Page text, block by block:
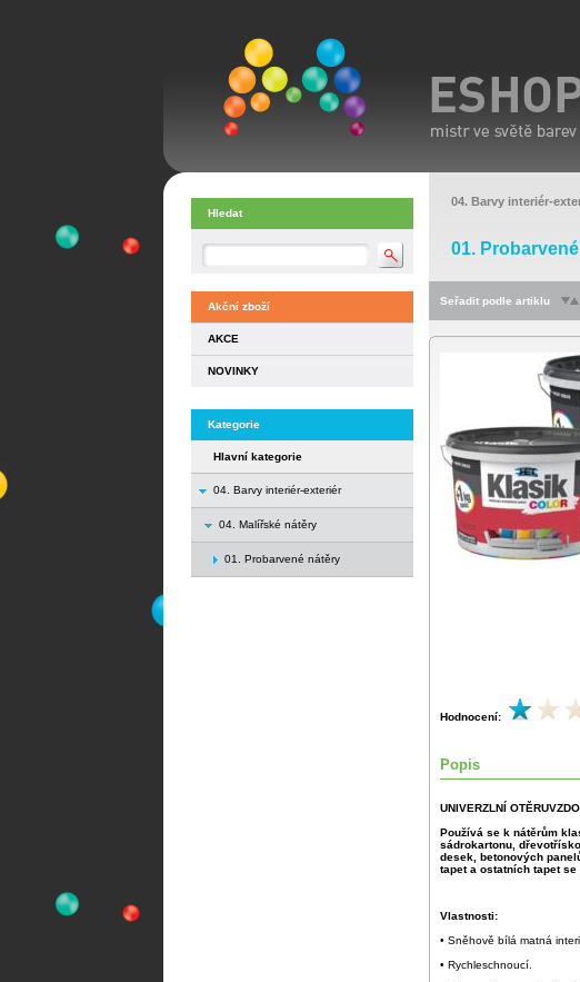
Hledat
Akční zboží
AKCE
NOVINKY
Kategorie
Hlavní kategorie
04. Barvy interiér-exteriér
04. Malířské nátěry
01. Probarvené nátěry
04. Barvy interiér-
01.
Seřadit podle artiklu
Hodnocení:
Popis
UNIVERZLNÍ
Používá se k nátěrům
sádrokartonu,
desek, betonových
tapet a ostatních tapet
Vlastnosti:
• Sněhově bílá matná
• Rychleschnoucí.